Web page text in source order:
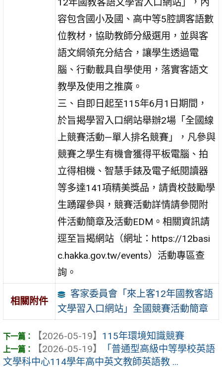
12年國教客語文學習入口網站」，內
容包含國小及國、高中等5腔調客語數
位教材，協助教師分級選用，並與客
語文綱領充分結合，讓學生透過電
腦、行動載具自學使用，落實客語文
教學及使用之推廣。
三、自即日起至115年6月1日期間，
於旨揭學習入口網站舉辦2場「全國線
上競賽活動—單人排名競賽」，凡參與
競賽之學生有機會獲得平板電腦、拍
立得相機、智慧手錶及電子紙閱讀器
等多達141項精美獎品，請貴校鼓勵學
生踴躍參與，競賽活動詳情請參閱附
件活動簡章及活動EDM。相關資訊請
逕至旨揭網站（網址：https://12basi
c.hakka.gov.tw/events）活動專區查
詢。
相關附件
客家委員會「來上客12年國教客語
文學習入口網站」全國競賽活動簡章
【2026-05-19】 115年環境知識競賽
【2026-05-19】
「普通型高級中等學校英語
文學科中心114學年高中英文教師英語教 ...